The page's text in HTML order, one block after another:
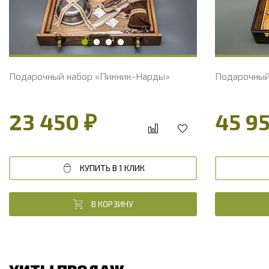
Подарочный набор «Пикник-Нарды»
23 450 ₽
КУПИТЬ В 1 КЛИК
В КОРЗИНУ
45